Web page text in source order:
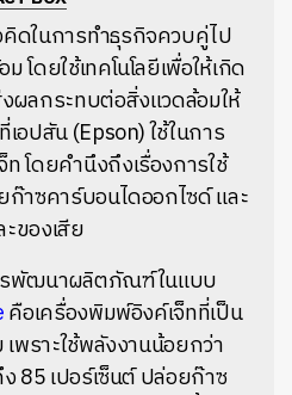
ดในการทำธุรกิจควบคู่ไป
ดยใช้เทคโนโลยีเพื่อให้เกิด
ผลกระทบต่อสิ่งแวดล้อมให้
อปสัน (Epson) ใช้ในการ
โดยคำนึงถึงเรื่องการใช้
าซคาร์บอนไดออกไซด์ และ
ของเสีย
พัฒนาผลิตภัณฑ์ในแบบ
คือเครื่องพิมพ์อิงค์เจ็ทที่เป็น
พราะใช้พลังงานน้อยกว่า
85 เปอร์เซ็นต์ ปล่อยก๊าซ